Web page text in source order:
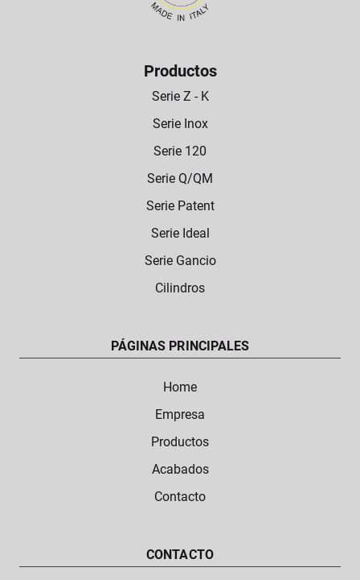
Productos
Serie Z - K
Serie Inox
Serie 120
Serie Q/QM
Serie Patent
Serie Ideal
Serie Gancio
Cilindros
PÁGINAS PRINCIPALES
Home
Empresa
Productos
Acabados
Contacto
CONTACTO